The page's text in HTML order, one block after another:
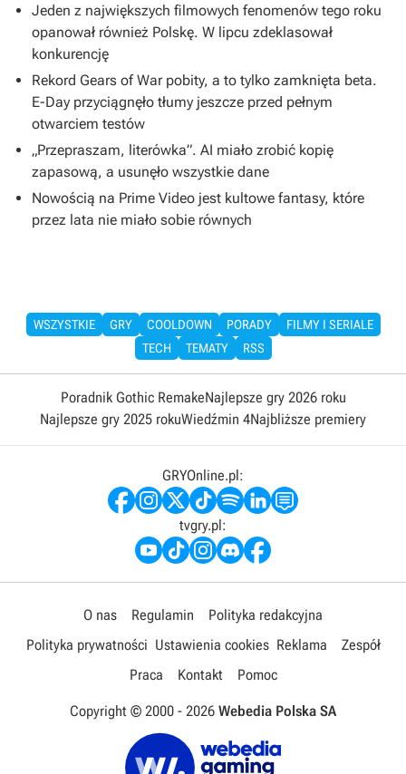
Jeden z największych filmowych fenomenów tego roku
opanował również Polskę. W lipcu zdeklasował
konkurencję
Rekord Gears of War pobity, a to tylko zamknięta beta.
E-Day przyciągnęło tłumy jeszcze przed pełnym
otwarciem testów
„Przepraszam, literówka”. AI miało zrobić kopię
zapasową, a usunęło wszystkie dane
Nowością na Prime Video jest kultowe fantasy, które
przez lata nie miało sobie równych
WSZYSTKIE GRY COOLDOWN PORADY
FILMY I SERIALE
TECH
TEMATY RSS
Poradnik Gothic RemakeNajlepsze gry 2026 roku
Najlepsze gry 2025 rokuWiedźmin 4Najbliższe premiery
GRYOnline.pl:
tvgry.pl:
O nas Regulamin
Polityka redakcyjna
Polityka prywatności Ustawienia cookies Reklama
Zespół
Praca
Kontakt Pomoc
Copyright © 2000 - 2026 Webedia Polska SA